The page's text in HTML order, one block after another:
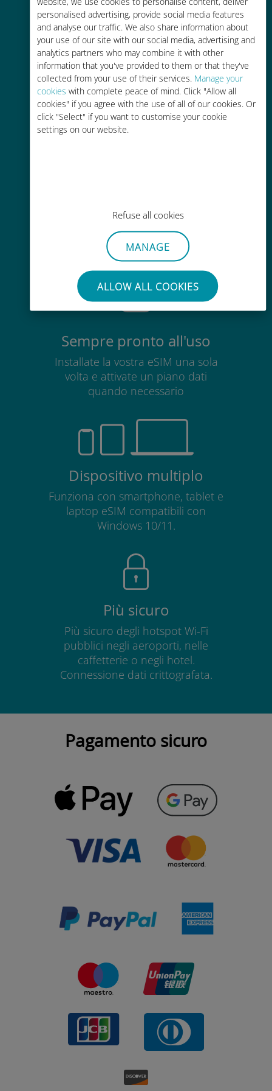
personalised advertising, provide social media features
and analyse our traffic. We also share information about
your use of our site with our social media, advertising and
analytics partners who may combine it with other
information that you've provided to them or that they've
collected from your use of their services. Manage your
cookies with complete peace of mind. Click "Allow all
cookies" if you agree with the use of all of our cookies. Or
click "Select" if you want to customise your cookie
settings on our website.
Refuse all cookies
MANAGE
ALLOW ALL COOKIES
operatore attuale
Ricarica facile
Ovunque tramite l'app Ubigi, anche
senza Wi-Fi o dati residui
Senza sforzo
Non è necessario rimuovere la
scheda SIM esistente
Sempre pronto all'uso
Installate la vostra eSIM una sola
volta e attivate un piano dati
quando necessario
Dispositivo multiplo
Funziona con smartphone, tablet e
laptop eSIM compatibili con
Windows 10/11.
Più sicuro
Più sicuro degli hotspot Wi-Fi
pubblici negli aeroporti, nelle
caffetterie o negli hotel.
Connessione dati crittografata.
Pagamento sicuro